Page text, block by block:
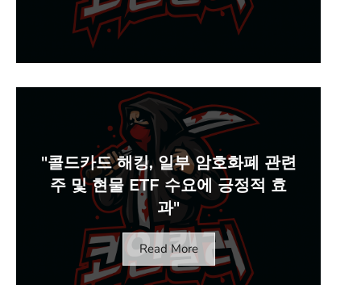
"콜드카드 해킹, 일부 암호화폐 관련
주 및 현물 ETF 수요에 긍정적 효
과"
Read More